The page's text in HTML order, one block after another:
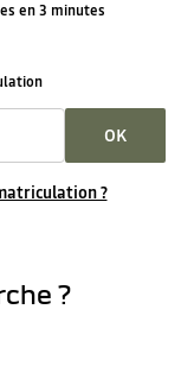
en 3 minutes
OK
?
?